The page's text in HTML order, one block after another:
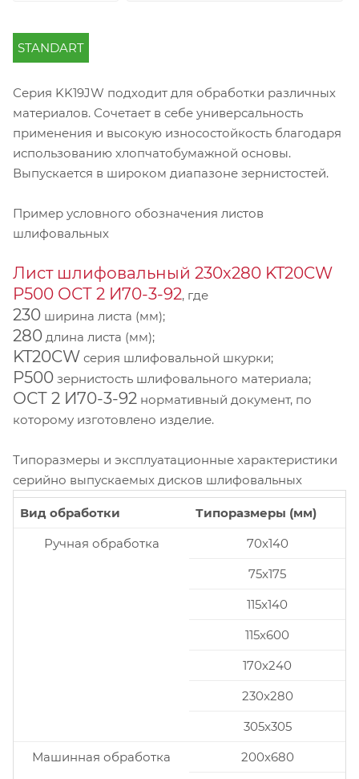
STANDART
Серия KK19JW подходит для обработки различных
материалов. Сочетает в себе универсальность
применения и высокую износостойкость благодаря
использованию хлопчатобумажной основы.
Выпускается в широком диапазоне зернистостей.
Пример условного обозначения листов
шлифовальных
Лист шлифовальный 230х280 KT20CW
P500 ОСТ 2 И70-3-92, где
230 ширина листа (мм);
280 длина листа (мм);
KT20CW серия шлифовальной шкурки;
P500 зернистость шлифовального материала;
ОСТ 2 И70-3-92 нормативный документ, по
которому изготовлено изделие.
Типоразмеры и эксплуатационные характеристики
серийно выпускаемых дисков шлифовальных
Вид обработки
Типоразмеры (мм)
Ручная обработка
70x140
75x175
115x140
115x600
170x240
230x280
305x305
Машинная обработка
200х680